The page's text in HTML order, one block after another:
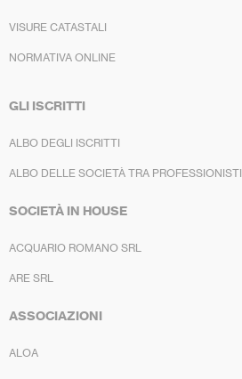
VISURE CATASTALI
NORMATIVA ONLINE
GLI ISCRITTI
ALBO DEGLI ISCRITTI
ALBO DELLE SOCIETÀ TRA PROFESSIONISTI
SOCIETÀ IN HOUSE
ACQUARIO ROMANO SRL
ARE SRL
ASSOCIAZIONI
ALOA